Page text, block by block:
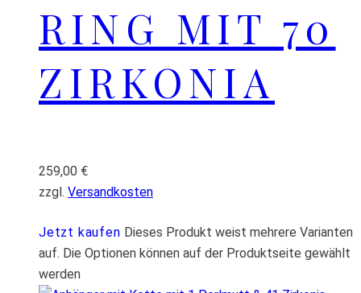
RING MIT 70
ZIRKONIA
259,00 €
zzgl. Versandkosten
Jetzt kaufen Dieses Produkt weist mehrere Varianten
auf. Die Optionen können auf der Produktseite gewählt
werden